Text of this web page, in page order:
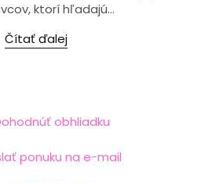
ktorí hľadajú...
Čítať ďalej
obhliadku
ponuku na e-mail